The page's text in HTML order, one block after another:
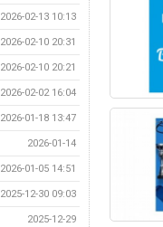
2026-02-13 10:13
2026-02-10 20:31
2026-02-10 20:21
2026-02-02 16:04
2026-01-18 13:47
2026-01-14
2026-01-05 14:51
2025-12-30 09:03
2025-12-29